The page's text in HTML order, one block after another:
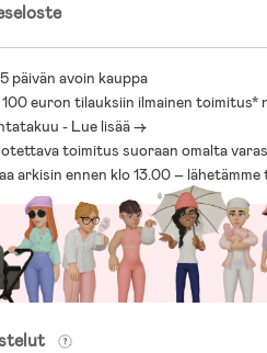
Polyesteri.
päivän avoin kauppa
100 euron tilauksiin ilmainen toimitus*
- Lue lisää ->
toimitus suoraan omalta
arkisin ennen klo 13.00 – lähetämme